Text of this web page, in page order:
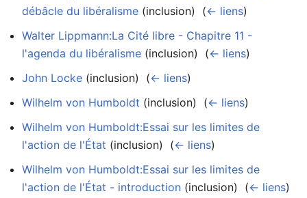
débâcle du libéralisme (inclusion) ‎ (← liens)
Walter Lippmann:La Cité libre - Chapitre 11 -
l'agenda du libéralisme (inclusion) ‎ (← liens)
John Locke (inclusion) ‎ (← liens)
Wilhelm von Humboldt (inclusion) ‎ (← liens)
Wilhelm von Humboldt:Essai sur les limites de
l'action de l'État (inclusion) ‎ (← liens)
Wilhelm von Humboldt:Essai sur les limites de
l'action de l'État - introduction (inclusion) ‎ (← liens)